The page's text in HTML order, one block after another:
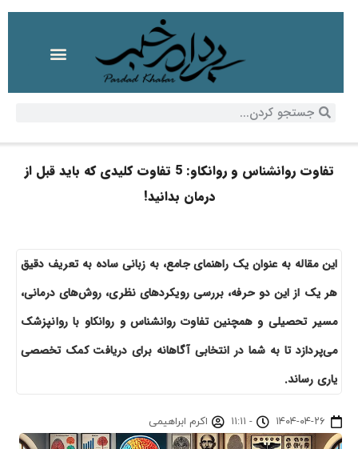
تفاوت روانشناس و روانکاو: 5 تفاوت کلیدی که باید قبل از
درمان بدانید!
این مقاله به عنوان یک راهنمای جامع، به زبانی ساده به تعریف دقیق
هر یک از این دو حرفه، بررسی رویکردهای نظری، روش‌های درمانی،
مسیر تحصیلی و همچنین تفاوت روانشناس و روانکاو با روانپزشک
می‌پردازد تا به شما در انتخابی آگاهانه برای دریافت کمک تخصصی
یاری رساند.
۱۴۰۴-۰۴-۲۶ - ۱۱:۱۱ اکرم ابراهیمی